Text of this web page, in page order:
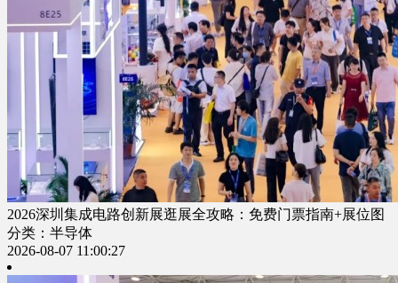
2026深圳集成电路创新展逛展全攻略：免费门票指南+展位图
分类：半导体
2026-08-07 11:00:27